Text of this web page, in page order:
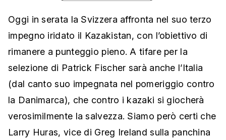
Oggi in serata la Svizzera affronta nel suo terzo
impegno iridato il Kazakistan, con l’obiettivo di
rimanere a punteggio pieno. A tifare per la
selezione di Patrick Fischer sarà anche l’Italia
(dal canto suo impegnata nel pomeriggio contro
la Danimarca), che contro i kazaki si giocherà
verosimilmente la salvezza. Siamo però certi che
Larry Huras, vice di Greg Ireland sulla panchina